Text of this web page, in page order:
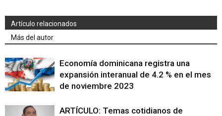
Artículo relacionados
Más del autor
Economía dominicana registra una
expansión interanual de 4.2 % en el mes
de noviembre 2023
ARTÍCULO: Temas cotidianos de